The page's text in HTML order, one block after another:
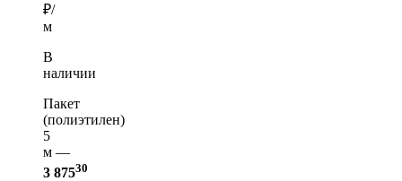
₽/
м
В
наличии
Пакет
(полиэтилен)
5
м —
3 87530